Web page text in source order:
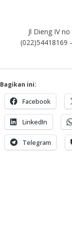
Jl Dieng IV
(022)54418169
Bagikan ini:
Facebook
LinkedIn
Telegram